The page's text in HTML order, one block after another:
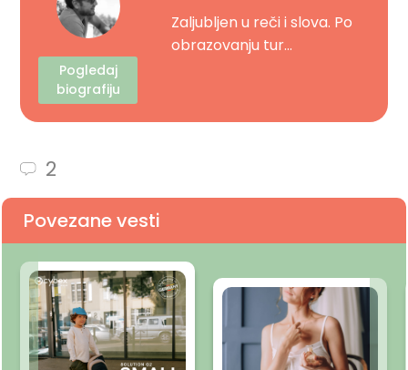
Pogledaj
biografiju
Zaljubljen u reči i slova. Po
obrazovanju tur...
2
Povezane vesti